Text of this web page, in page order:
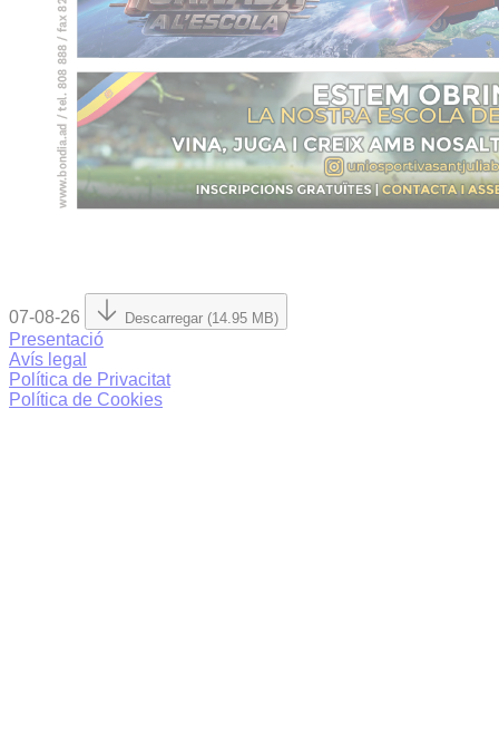
07-08-26 Descarregar (14.95 MB)
Presentació
Avís legal
Política de Privacitat
Política de Cookies